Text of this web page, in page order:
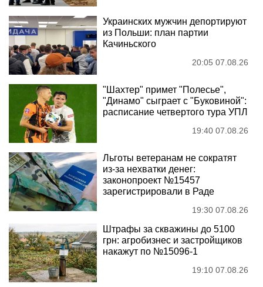
Украинских мужчин депортируют
из Польши: план партии
Качиньского
20:05 07.08.26
"Шахтер" примет "Полесье",
"Динамо" сыграет с "Буковиной":
расписание четвертого тура УПЛ
19:40 07.08.26
Льготы ветеранам не сократят
из-за нехватки денег:
законопроект №15457
зарегистрировали в Раде
19:30 07.08.26
Штрафы за скважины до 5100
грн: агробизнес и застройщиков
накажут по №15096-1
19:10 07.08.26